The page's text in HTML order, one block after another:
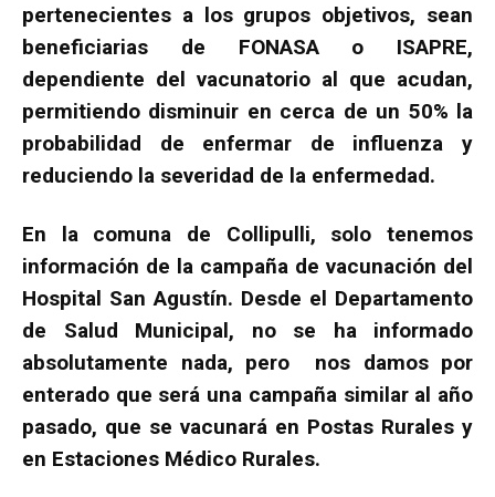
pertenecientes a los grupos objetivos, sean
beneficiarias de FONASA o ISAPRE,
dependiente del vacunatorio al que acudan,
permitiendo disminuir en cerca de un 50% la
probabilidad de enfermar de influenza y
reduciendo la severidad de la enfermedad.
En la comuna de Collipulli, solo tenemos
información de la campaña de vacunación del
Hospital San Agustín. Desde el Departamento
de Salud Municipal, no se ha informado
absolutamente nada, pero nos damos por
enterado que será una campaña similar al año
pasado, que se vacunará en Postas Rurales y
en Estaciones Médico Rurales.